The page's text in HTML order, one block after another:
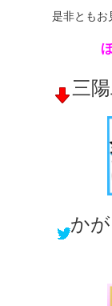
是非ともお
三
か